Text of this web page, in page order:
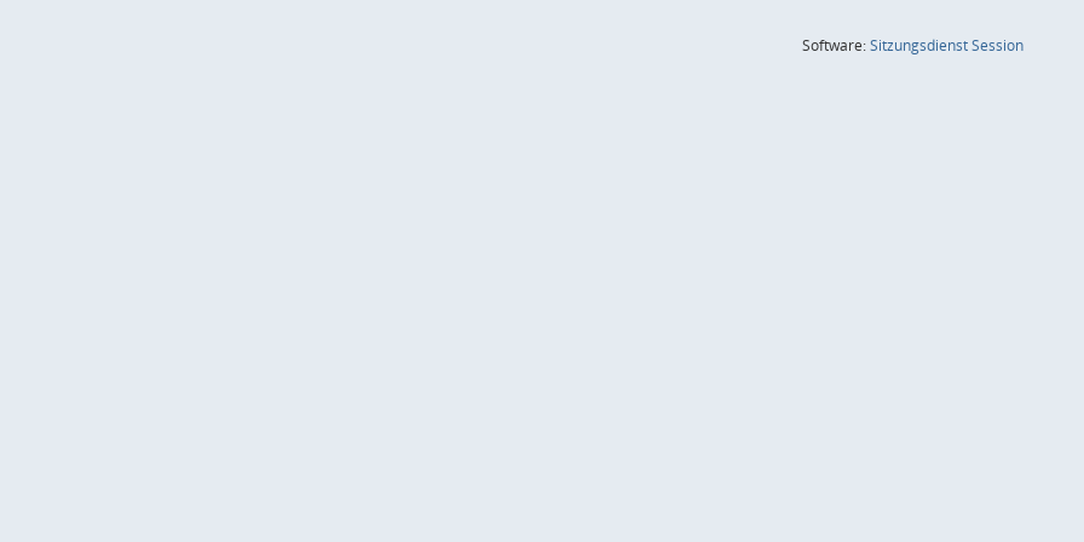
Software:SitzungsdienstSession(Wird in